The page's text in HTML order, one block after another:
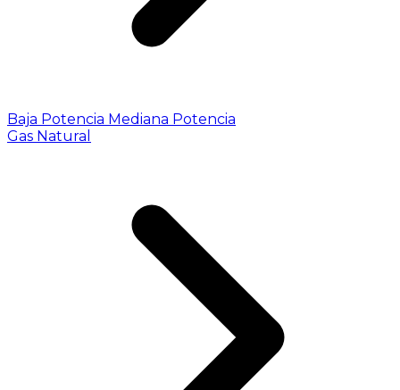
Baja Potencia Mediana Potencia
Gas Natural